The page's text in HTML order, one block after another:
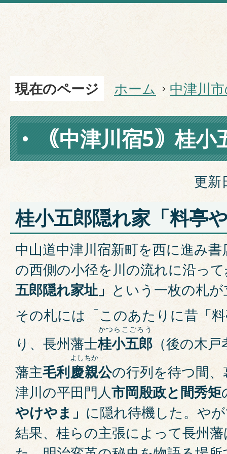
現在のページ ホーム 中津川
｟中津川宿5｠桂
更新
桂小五郎隠れ家「料亭
中山道中津川宿新町を西に進み
の西側の小径を川の流れに沿っ
五郎隠れ家址」 という一枚の札
その札には「このあたりに昔「
り、長州藩士桂小五郎
かつらこごろう
（後の木
藩主毛利慶
よし
親
ちか
公の行列を待つ間
津川の平田門人市岡殷政と間秀矩
やけやま」 に隠れ待機した。や
結果、桂らの主張によって長州